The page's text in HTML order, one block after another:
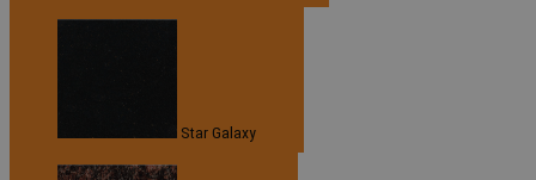
Star Galaxy